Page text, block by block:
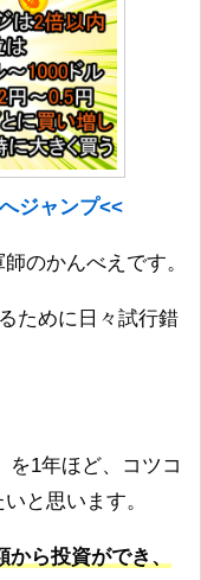
ジャンプ<<
のかんべえです。
ために日々試行錯
を1年ほど、コツコ
と思います。
から投資ができ、